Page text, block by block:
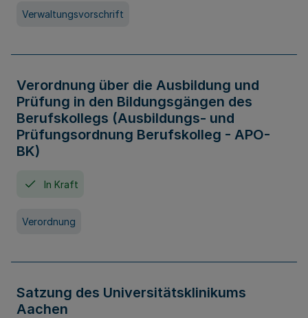
Verwaltungsvorschrift
Verordnung über die Ausbildung und
Prüfung in den Bildungsgängen des
Berufskollegs (Ausbildungs- und
Prüfungsordnung Berufskolleg - APO-
BK)
In Kraft
Verordnung
Satzung des Universitätsklinikums
Aachen